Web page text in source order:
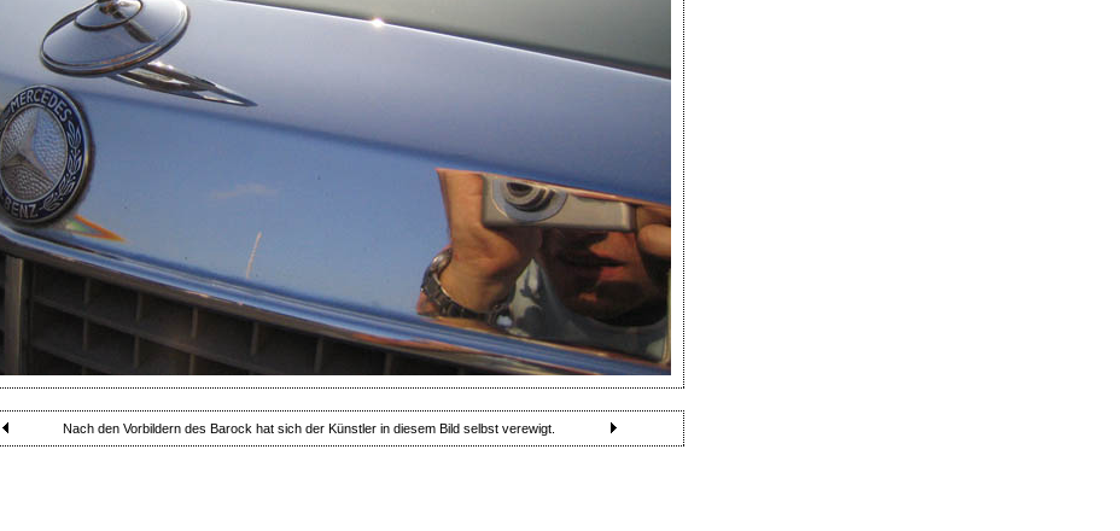
Nach den Vorbildern des Barock hat sich der Künstler in diesem Bild selbst verewigt.